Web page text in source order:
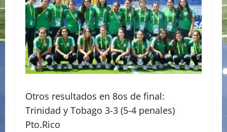
Otros resultados en 8os de final:
Trinidad y Tobago 3-3 (5-4 penales)
Pto.Rico